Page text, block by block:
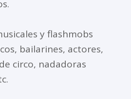
y flashmobs
bailarines, actores,
circo, nadadoras